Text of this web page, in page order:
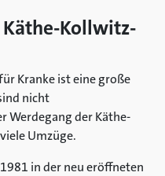
Kollwitz-
Kranke ist eine große
nicht
Werdegang der Käthe-
Umzüge.
in der neu eröffneten